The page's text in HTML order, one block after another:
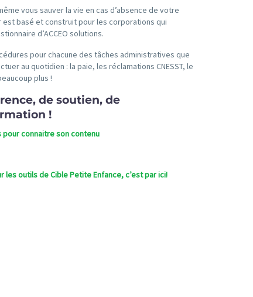
vous sauver la vie en cas d’absence de votre
basé et construit pour les corporations qui
d’ACCEO solutions.
pour chacune des tâches administratives que
au quotidien : la paie, les réclamations CNESST, le
plus !
de soutien, de
!
connaitre son contenu
les outils de Cible Petite Enfance, c’est par ici!